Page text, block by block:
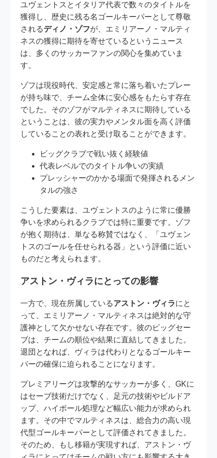
ユヴェントスとイタリア代表で数々のタイトルを
獲得し、歴史に残る名ゴールキーパーとして尊敬
されるディノ・ゾフが、エミリアーノ・マルティ
ネスの獲得に期待を寄せているというニュース
は、多くのサッカーファンの関心を集めていま
す。
ゾフは現役時代、安定感と常に落ち着いたプレー
が持ち味で、チーム全体に安心感をもたらす存在
でした。そのゾフがマルティネスに期待している
ということは、彼の実力やメンタル面を高く評価
していることの表れと受け取ることができます。
ビッグクラブで戦い抜く経験値
代表レベルでのタイトル争いの実績
プレッシャーのかかる場面で発揮されるメン
タルの強さ
こうした要素は、ユヴェントスのように常に優勝
争いを求められるクラブでは特に重要です。ゾフ
が抱く期待は、単なる称賛ではなく、「ユヴェン
トスのゴールを任せられる器」という評価に近い
ものだと考えられます。
アストン・ヴィラにとっての影響
一方で、現在所属しているアストン・ヴィラにと
って、エミリアーノ・マルティネスは絶対的な守
護神として欠かせない存在です。彼のビッグセー
ブは、チームの順位や結果に直結してきました。
退団となれば、ヴィラは代わりとなるゴールキー
パーの確保に迫られることになります。
プレミアリーグは攻撃的なサッカーが多く、GKに
はセーブ技術だけでなく、足元の技術やビルドア
ップ、ハイボール処理など幅広い能力が求められ
ます。その中でマルティネスは、総合力の高い現
代型ゴールキーパーとして評価されてきました。
そのため、もし移籍が実現すれば、アストン・ヴ